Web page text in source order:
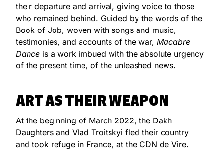
their departure and arrival, giving voice to those
who remained behind. Guided by the words of the
Book of Job, woven with songs and music,
testimonies, and accounts of the war, Macabre
Dance is a work imbued with the absolute urgency
of the present time, of the unleashed news.
ART AS THEIR WEAPON
At the beginning of March 2022, the Dakh
Daughters and Vlad Troitskyi fled their country
and took refuge in France, at the CDN de Vire.